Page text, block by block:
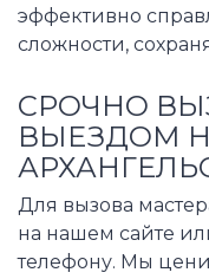
эффективно
сложности,
СРОЧНО
ВЫЕЗДОМ
Для вызова
на нашем сайте
телефону. Мы